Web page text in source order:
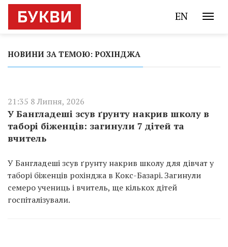
EN
НОВИНИ ЗА ТЕМОЮ: РОХІНДЖА
21:35 8 Липня, 2026
У Бангладеші зсув ґрунту накрив школу в
таборі біженців: загинули 7 дітей та
вчитель
У Бангладеші зсув ґрунту накрив школу для дівчат у
таборі біженців рохінджа в Кокс-Базарі. Загинули
семеро учениць і вчитель, ще кількох дітей
госпіталізували.